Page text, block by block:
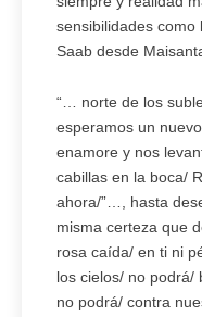
sensibilidades como
Saab desde
“… norte de los
esperamos un
enamore y nos
cabillas en la boca/
ahora/”…, hasta
misma certeza que
rosa caída/ en ti ni
los cielos/ no podrá/
no podrá/ contra